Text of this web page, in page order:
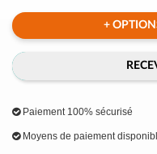
+
Paiement 100% sécurisé
Moyens de paiement